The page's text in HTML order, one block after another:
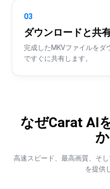
03
ダウンロードと共
完成したMKVファイルをダ
ですぐに共有します。
なぜCarat AI
高速スピード、最高画質、そ
を提供